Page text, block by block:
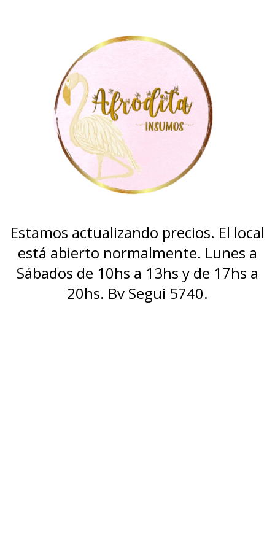
Estamos actualizando precios. El local
está abierto normalmente. Lunes a
Sábados de 10hs a 13hs y de 17hs a
20hs. Bv Segui 5740.